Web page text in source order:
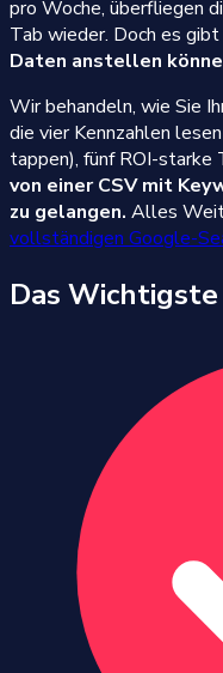
pro Woche, überfliegen
Tab wieder. Doch es gibt
Daten anstellen
Wir behandeln, wie Sie
die vier Kennzahlen
tappen), fünf ROI-starke
von einer CSV mit
zu gelangen. Alles
vollständigen Google-
Das Wichtigste